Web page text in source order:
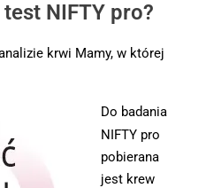
NIFTY pro?
krwi Mamy, w której
Do badania
NIFTY pro
pobierana
jest krew